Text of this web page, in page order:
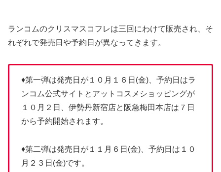
ランコムのクリスマスコフレは三回にわけて販売され、そ
れぞれで発売日や予約日が異なってきます。
♦第一弾は発売日が１０月１６日(金)、予約日はラ
ンコム公式サイトとアットコスメショッピングが
１０月２日、伊勢丹新宿店と阪急梅田本店は７日
から予約開始されます。
♦第二弾は発売日が１１月６日(金)、予約日は１０
月２３日(金)です。